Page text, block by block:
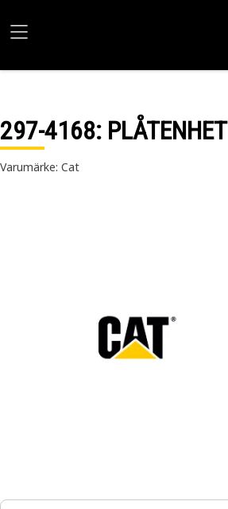
297-4168: PLÅTENHET
Varumärke: Cat